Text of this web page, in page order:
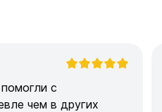
с
чем в других